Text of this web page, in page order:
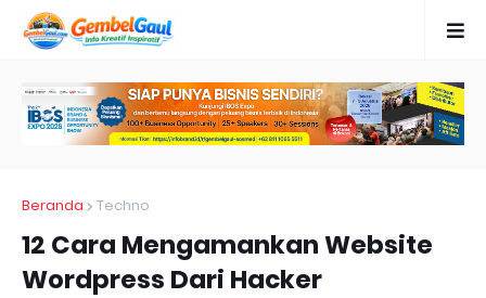
Beranda Techno
12 Cara Mengamankan Website
Wordpress Dari Hacker